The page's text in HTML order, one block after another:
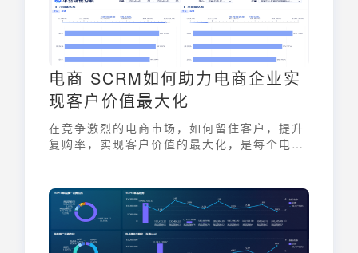
电商 SCRM如何助力电商企业实
现客户价值最大化
在竞争激烈的电商市场，如何留住客户，提升
复购率，实现客户价值的最大化，是每个电商
逐渐成为电商企业提升客户价值的关键。